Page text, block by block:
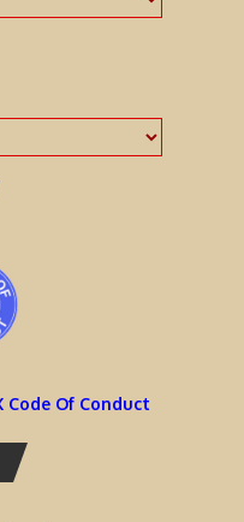
Of Conduct